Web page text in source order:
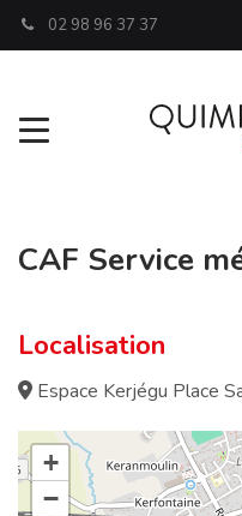
02 98 96 37 37
Aller à la navigation
CAF Service
Localisation
Espace Kerjégu Place
+
−